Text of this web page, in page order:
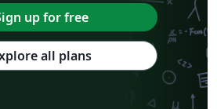
up for free
all plans